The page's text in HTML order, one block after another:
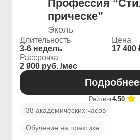
Профессия
прическе”
Эколь
Длительность
3-6 недель
Цена
17 400
Рассрочка
2 900 руб. /мес
Подробнее
Рейтинг4.50
38 академических часов
Обучение на практике